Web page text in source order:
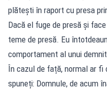
plătești în raport cu presa
Dacă el fuge de presă și
teme de presă. Eu
comportament al unui
În cazul de față, normal ar fi
spuneți: Domnule, de acum